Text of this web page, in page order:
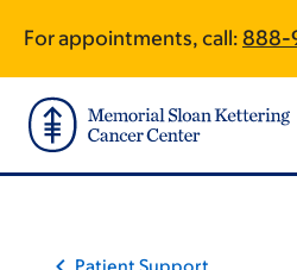
main
content
footer
For appointments, call: 888-
Patient Support